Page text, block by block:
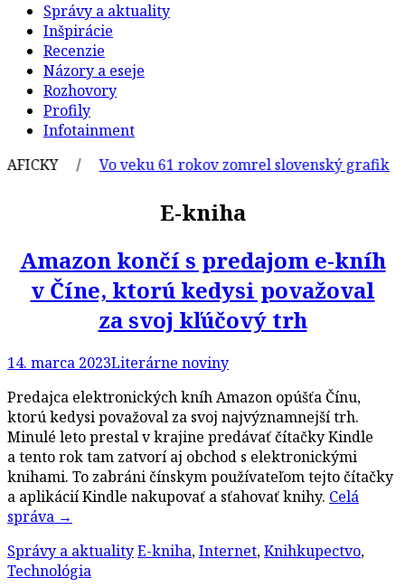
Správy a aktuality
Inšpirácie
Recenzie
Názory a eseje
Rozhovory
Profily
Infotainment
/
Vo veku 61 rokov zomrel slovenský grafik a
E-kniha
Amazon končí s predajom e-kníh
v Číne, ktorú kedysi považoval
za svoj kľúčový trh
14. marca 2023Literárne noviny
Predajca elektronických kníh Amazon opúšťa Čínu,
ktorú kedysi považoval za svoj najvýznamnejší trh.
Minulé leto prestal v krajine predávať čítačky Kindle
a tento rok tam zatvorí aj obchod s elektronickými
knihami. To zabráni čínskym používateľom tejto čítačky
a aplikácií Kindle nakupovať a sťahovať knihy. Celá
správa →
Správy a aktualityE-kniha,Internet,Knihkupectvo,
Technológia